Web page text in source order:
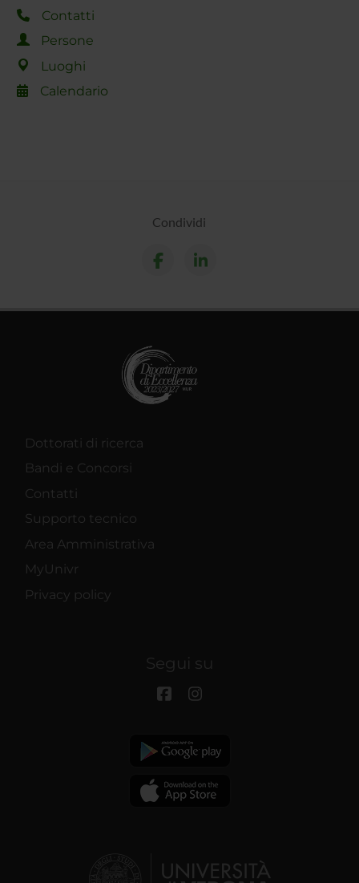
Contatti
Persone
Luoghi
Calendario
Condividi
Dottorati di ricerca
Bandi e Concorsi
Contatti
Supporto tecnico
Area Amministrativa
MyUnivr
Privacy policy
Segui su